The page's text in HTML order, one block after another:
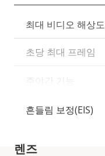
속
성
설
속
성
최대 비디오 해상도
초당 최대 프레임
주야간 기능
흔들림 보정(EIS)
렌즈